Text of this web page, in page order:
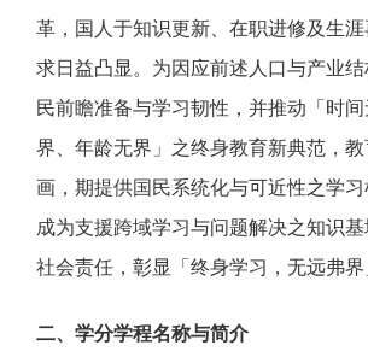
革，国人于知识更新、在职进修及生
求日益凸显。为因应前述人口与产业
民前瞻准备与学习韧性，并推动「时
界、年龄无界」之终身教育新典范，
画，期提供国民系统化与可近性之学
成为支援跨域学习与问题解决之知识
社会责任，彰显「终身学习，无远弗界
二、学分学程名称与简介